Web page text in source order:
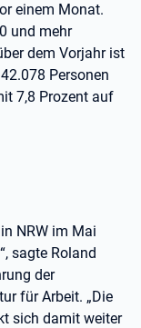
einem Monat.
und mehr
dem Vorjahr ist
Personen
7,8 Prozent auf
NRW im Mai
sagte Roland
der
für Arbeit. „Die
sich damit weiter